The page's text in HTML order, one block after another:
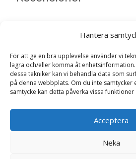
Hantera
För att ge en bra upplevelse använder vi
lagra och/eller komma åt
dessa tekniker kan vi behandla data som
på denna webbplats. Om du inte
samtycke kan detta påverka vissa funktioner
Acceptera
Neka
Hundfoder – 4 kg –
Din e-postadress kommer inte
är märkta*
Din recension*